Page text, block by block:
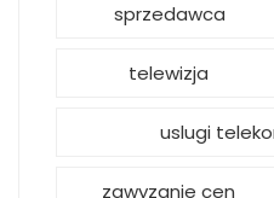
sprzedawca
telewizja
uslugi
zawyzanie cen